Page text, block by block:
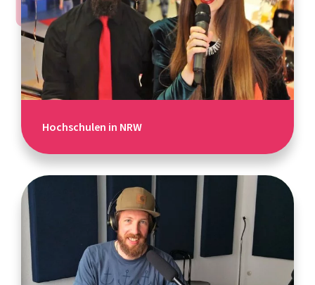
Hochschulen in NRW